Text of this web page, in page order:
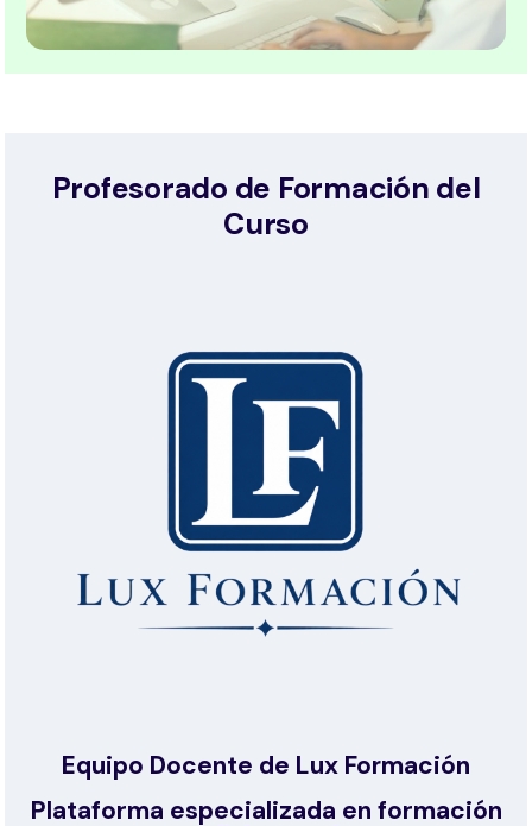
Profesorado de Formación del
Curso
Equipo Docente de Lux Formación
Plataforma especializada en formación